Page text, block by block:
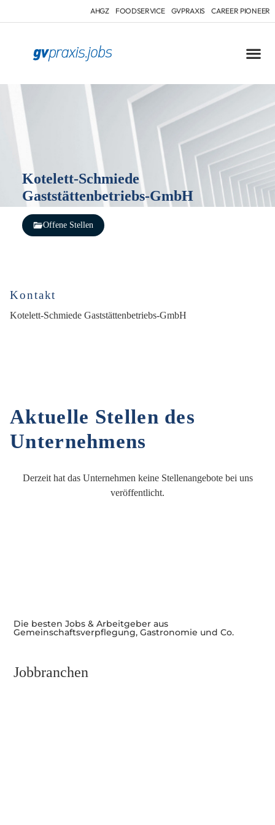
AHGZ FOODSERVICE GVPRAXIS CAREER PIONEER
Kotelett-Schmiede
Gaststättenbetriebs-GmbH
Offene Stellen
Kontakt
Kotelett-Schmiede Gaststättenbetriebs-GmbH
Aktuelle Stellen des
Unternehmens
Derzeit hat das Unternehmen keine Stellenangebote bei uns
veröffentlicht.
Die besten Jobs & Arbeitgeber aus
Gemeinschaftsverpflegung, Gastronomie und Co.
Jobbranchen